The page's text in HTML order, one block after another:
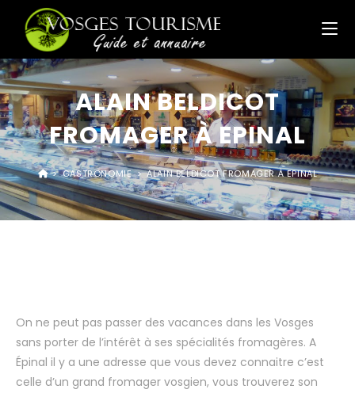
ALAIN BELDICOT
FROMAGER À EPINAL
> GASTRONOMIE > ALAIN BELDICOT FROMAGER À EPINAL
On ne peut pas passer des vacances dans les Vosges
sans porter de l’intérêt à ses spécialités fromagères. A
Épinal il y a une adresse que vous devez connaitre c’est
celle d’un grand fromager vosgien, vous trouverez son